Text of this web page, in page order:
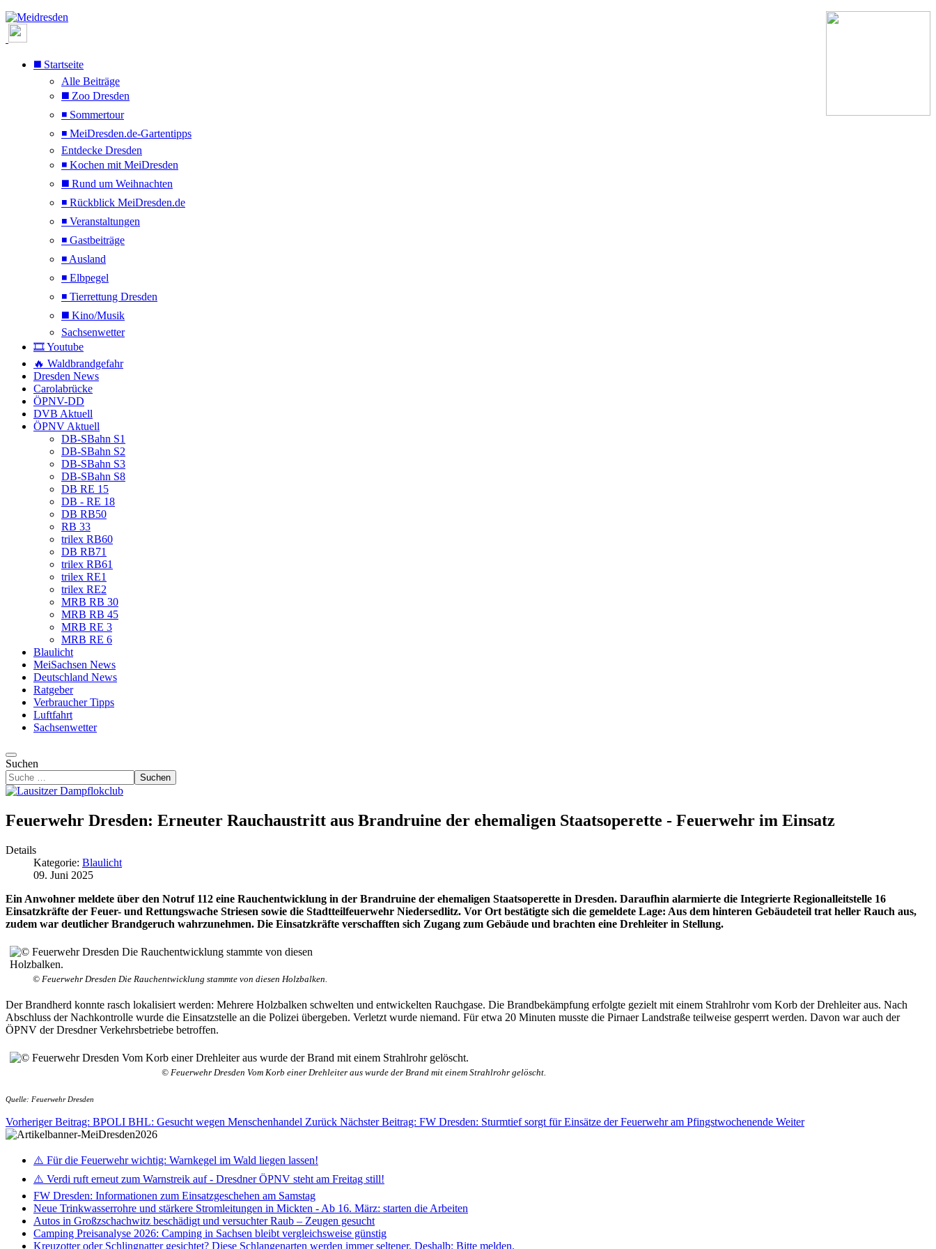
◼️ Startseite
Alle Beiträge
◼️ Zoo Dresden
◾ Sommertour
◾ MeiDresden.de-Gartentipps
Entdecke Dresden
◾ Kochen mit MeiDresden
◼️ Rund um Weihnachten
◾ Rückblick MeiDresden.de
◾ Veranstaltungen
◾ Gastbeiträge
◾ Ausland
◾ Elbpegel
◾ Tierrettung Dresden
◼️ Kino/Musik
Sachsenwetter
🎞️ Youtube
🔥 Waldbrandgefahr
Dresden News
Carolabrücke
ÖPNV-DD
DVB Aktuell
ÖPNV Aktuell
DB-SBahn S1
DB-SBahn S2
DB-SBahn S3
DB-SBahn S8
DB RE 15
DB - RE 18
DB RB50
RB 33
trilex RB60
DB RB71
trilex RB61
trilex RE1
trilex RE2
MRB RB 30
MRB RB 45
MRB RE 3
MRB RE 6
Blaulicht
MeiSachsen News
Deutschland News
Ratgeber
Verbraucher Tipps
Luftfahrt
Sachsenwetter
Suchen
Suchen
Feuerwehr Dresden: Erneuter Rauchaustritt aus Brandruine der ehemaligen Staatsoperette - Feuerwehr im Einsatz
Details
Kategorie: Blaulicht
09. Juni 2025
Ein Anwohner meldete über den Notruf 112 eine Rauchentwicklung in der Brandruine der ehemaligen Staatsoperette in Dresden. Daraufhin alarmierte die Integrierte Regionalleitstelle 16
Einsatzkräfte der Feuer- und Rettungswache Striesen sowie die Stadtteilfeuerwehr Niedersedlitz. Vor Ort bestätigte sich die gemeldete Lage: Aus dem hinteren Gebäudeteil trat heller Rauch aus,
zudem war deutlicher Brandgeruch wahrzunehmen. Die Einsatzkräfte verschafften sich Zugang zum Gebäude und brachten eine Drehleiter in Stellung.
© Feuerwehr Dresden Die Rauchentwicklung stammte von diesen Holzbalken.
Der Brandherd konnte rasch lokalisiert werden: Mehrere Holzbalken schwelten und entwickelten Rauchgase. Die Brandbekämpfung erfolgte gezielt mit einem Strahlrohr vom Korb der Drehleiter aus. Nach
Abschluss der Nachkontrolle wurde die Einsatzstelle an die Polizei übergeben. Verletzt wurde niemand. Für etwa 20 Minuten musste die Pirnaer Landstraße teilweise gesperrt werden. Davon war auch der
ÖPNV der Dresdner Verkehrsbetriebe betroffen.
© Feuerwehr Dresden Vom Korb einer Drehleiter aus wurde der Brand mit einem Strahlrohr gelöscht.
Quelle: Feuerwehr Dresden
Vorheriger Beitrag: BPOLI BHL: Gesucht wegen Menschenhandel Zurück Nächster Beitrag: FW Dresden: Sturmtief sorgt für Einsätze der Feuerwehr am Pfingstwochenende Weiter
⚠️ Für die Feuerwehr wichtig: Warnkegel im Wald liegen lassen!
⚠️ Verdi ruft erneut zum Warnstreik auf - Dresdner ÖPNV steht am Freitag still!
FW Dresden: Informationen zum Einsatzgeschehen am Samstag
Neue Trinkwasserrohre und stärkere Stromleitungen in Mickten - Ab 16. März: starten die Arbeiten
Autos in Großzschachwitz beschädigt und versuchter Raub – Zeugen gesucht
Camping Preisanalyse 2026: Camping in Sachsen bleibt vergleichsweise günstig
Kreuzotter oder Schlingnatter gesichtet? Diese Schlangenarten werden immer seltener. Deshalb: Bitte melden.